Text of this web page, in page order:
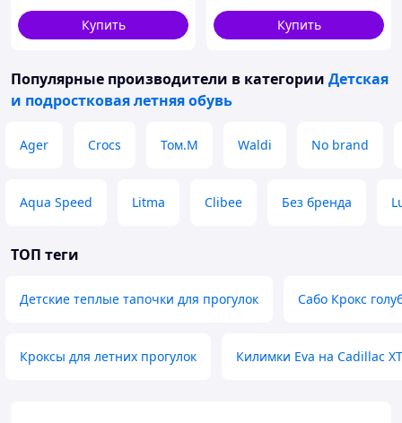
Купить
Купить
Популярные производители в категории Детская
и подростковая летняя обувь
Ager Crocs Том.М Waldi No brand
Aqua Speed Litma Clibee Без бренда
ТОП теги
Детские теплые тапочки для прогулок Сабо Крокс
Кроксы для летних прогулок Килимки Eva на Cadillac